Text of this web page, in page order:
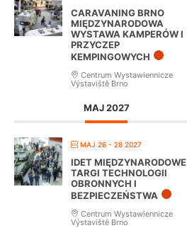
CARAVANING BRNO
MIĘDZYNARODOWA
WYSTAWA KAMPERÓW I
PRZYCZEP
KEMPINGOWYCH
Centrum Wystawiennicze
Výstaviště Brno
MAJ 2027
MAJ 26 - 28 2027
IDET MIĘDZYNARODOWE
TARGI TECHNOLOGII
OBRONNYCH I
BEZPIECZEŃSTWA
Centrum Wystawiennicze
Výstaviště Brno